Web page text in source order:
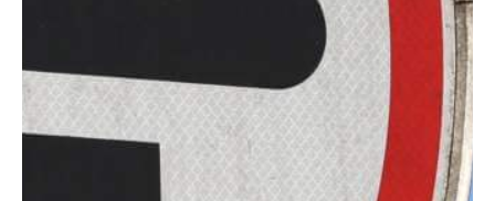
Sonderfahrzeuge
Garantien für Lkw
Garantien für
Boot Protection